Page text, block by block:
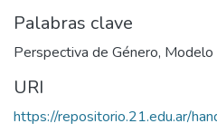
Palabras clave
Perspectiva de Género, Modelo
URI
https://repositorio.21.edu.ar/